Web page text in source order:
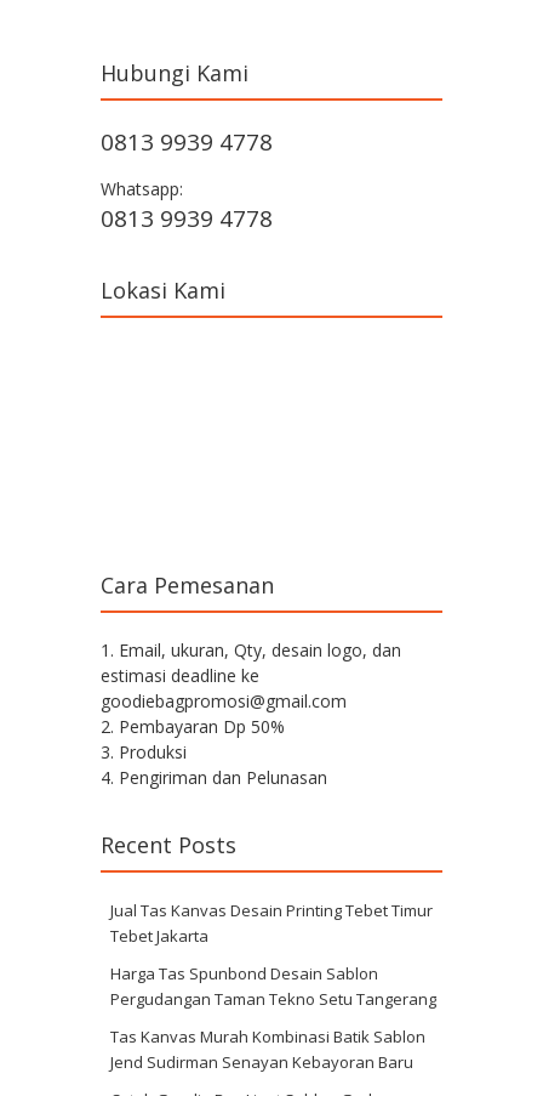
Hubungi Kami
0813 9939 4778
Whatsapp:
0813 9939 4778
Lokasi Kami
Cara Pemesanan
1. Email, ukuran, Qty, desain logo, dan
estimasi deadline ke
goodiebagpromosi@gmail.com
2. Pembayaran Dp 50%
3. Produksi
4. Pengiriman dan Pelunasan
Recent Posts
Jual Tas Kanvas Desain Printing Tebet Timur
Tebet Jakarta
Harga Tas Spunbond Desain Sablon
Pergudangan Taman Tekno Setu Tangerang
Tas Kanvas Murah Kombinasi Batik Sablon
Jend Sudirman Senayan Kebayoran Baru